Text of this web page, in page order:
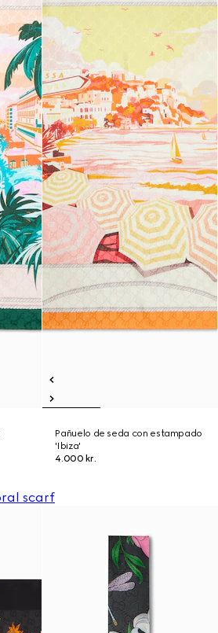
Pañuelo de seda con estampado
'Ibiza'
4.000 kr.